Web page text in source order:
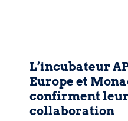
L’incubateur
Europe et
confirment
collaboration